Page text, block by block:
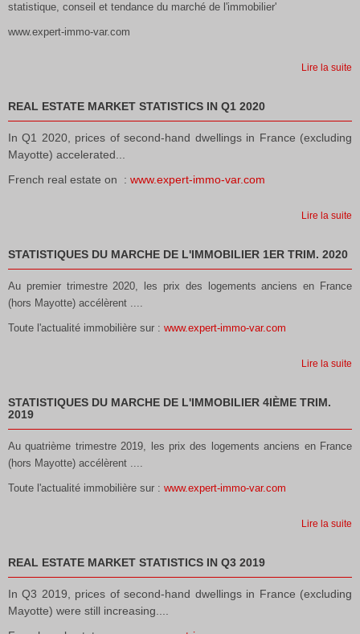
statistique, conseil et tendance du marché de l'immobilier'
www.expert-immo-var.com
Lire la suite
REAL ESTATE MARKET STATISTICS IN Q1 2020
In Q1 2020, prices of second-hand dwellings in France (excluding
Mayotte) accelerated...
French real estate on : www.expert-immo-var.com
Lire la suite
STATISTIQUES DU MARCHE DE L'IMMOBILIER 1ER TRIM. 2020
Au premier trimestre 2020, les prix des logements anciens en France
(hors Mayotte) accélèrent ....
Toute l'actualité immobilière sur : www.expert-immo-var.com
Lire la suite
STATISTIQUES DU MARCHE DE L'IMMOBILIER 4IÈME TRIM.
2019
Au quatrième trimestre 2019, les prix des logements anciens en France
(hors Mayotte) accélèrent ....
Toute l'actualité immobilière sur : www.expert-immo-var.com
Lire la suite
REAL ESTATE MARKET STATISTICS IN Q3 2019
In Q3 2019, prices of second-hand dwellings in France (excluding
Mayotte) were still increasing....